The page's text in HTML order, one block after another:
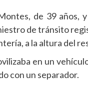
de 39 años,
de tránsito
a la altura del
en un
con un separador.